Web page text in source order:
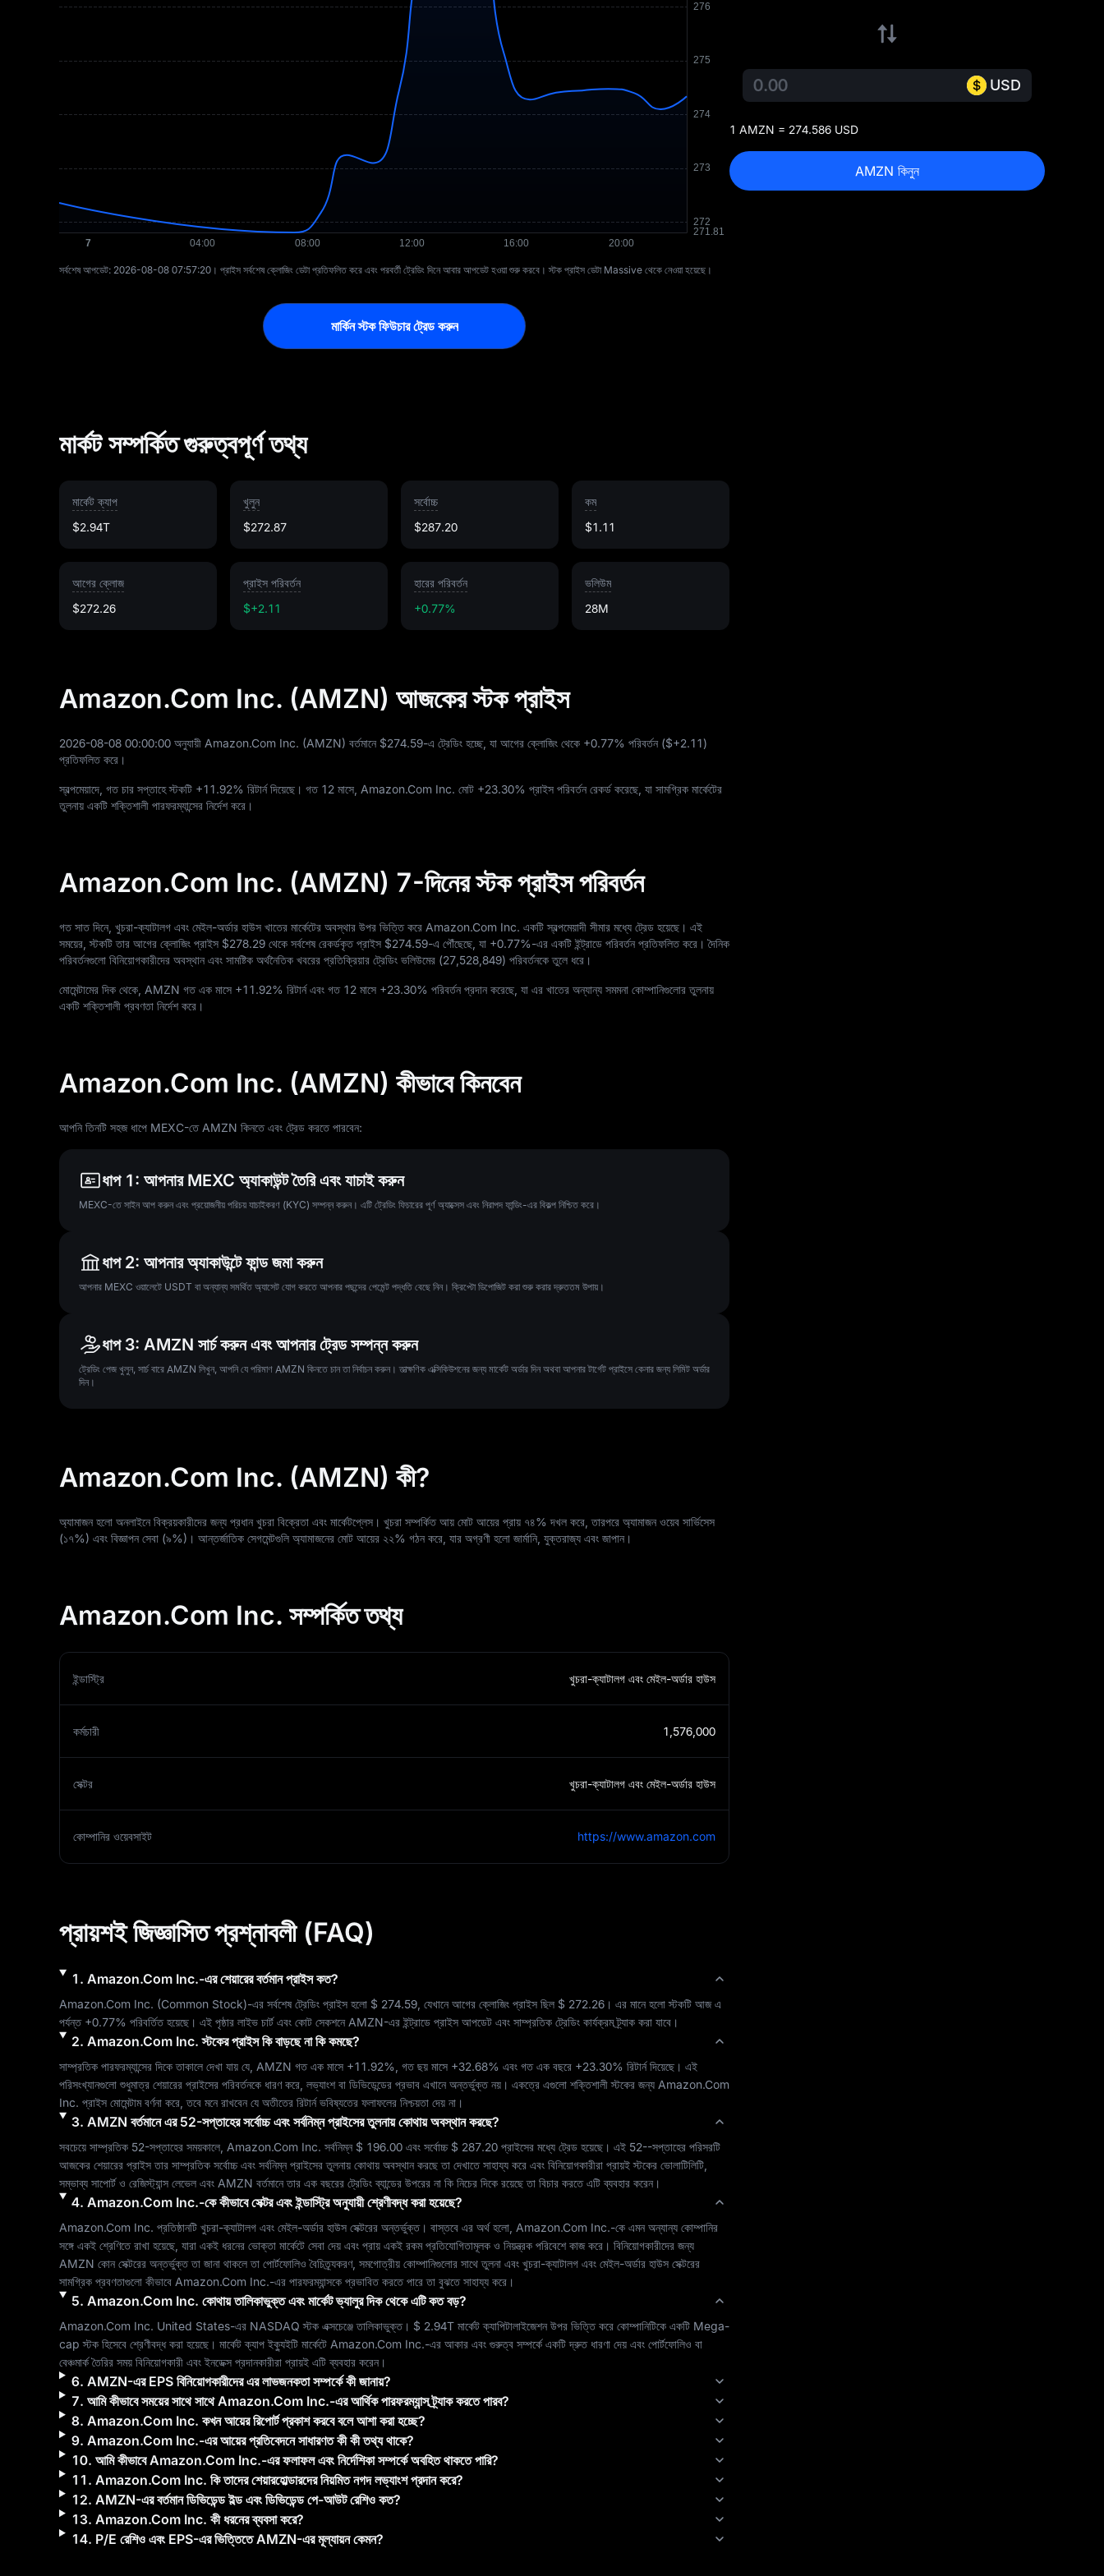
সর্বশেষ আপডেট: ⁦2026-08-08 07:57:20⁩। প্রাইস সর্বশেষ ক্লোজিং ডেটা প্রতিফলিত করে এবং পরবর্তী ট্রেডিং দিনে আবার আপডেট হওয়া শুরু করবে। স্টক প্রাইস ডেটা Massive থেকে নেওয়া হয়েছে।
মার্কিন স্টক ফিউচার ট্রেড করুন
মার্কট সম্পর্কিত গুরুত্বপূর্ণ তথ্য
মার্কেট ক্যাপ
$2.94T
খুলুন
$272.87
সর্বোচ্চ
$287.20
কম
$1.11
আগের ক্লোজ
$272.26
প্রাইস পরিবর্তন
$+2.11
হারের পরিবর্তন
+0.77%
ভলিউম
28M
Amazon.Com Inc. (AMZN) আজকের স্টক প্রাইস
2026-08-08 00:00:00 অনুযায়ী Amazon.Com Inc. (AMZN) বর্তমানে $274.59-এ ট্রেডিং হচ্ছে, যা আগের ক্লোজিং থেকে +0.77% পরিবর্তন ($+2.11)
প্রতিফলিত করে।
স্বল্পমেয়াদে, গত চার সপ্তাহে স্টকটি +11.92% রিটার্ন দিয়েছে। গত 12 মাসে, Amazon.Com Inc. মোট +23.30% প্রাইস পরিবর্তন রেকর্ড করেছে, যা সামগ্রিক মার্কেটের
তুলনায় একটি শক্তিশালী পারফরম্যান্সের নির্দেশ করে।
Amazon.Com Inc. (AMZN) 7-দিনের স্টক প্রাইস পরিবর্তন
গত সাত দিনে, খুচরা-ক্যাটালগ এবং মেইল-অর্ডার হাউস খাতের মার্কেটের অবস্থার উপর ভিত্তি করে Amazon.Com Inc. একটি স্বল্পমেয়াদী সীমার মধ্যে ট্রেড হয়েছে। এই
সময়ের, স্টকটি তার আগের ক্লোজিং প্রাইস $278.29 থেকে সর্বশেষ রেকর্ডকৃত প্রাইস $274.59-এ পৌঁছেছে, যা +0.77%-এর একটি ইন্ট্রাডে পরিবর্তন প্রতিফলিত করে। দৈনিক
পরিবর্তনগুলো বিনিয়োগকারীদের অবস্থান এবং সামষ্টিক অর্থনৈতিক খবরের প্রতিক্রিয়ার ট্রেডিং ভলিউমের (27,528,849) পরিবর্তনকে তুলে ধরে।
মোমেন্টামের দিক থেকে, AMZN গত এক মাসে +11.92% রিটার্ন এবং গত 12 মাসে +23.30% পরিবর্তন প্রদান করেছে, যা এর খাতের অন্যান্য সমমনা কোম্পানিগুলোর তুলনায়
একটি শক্তিশালী প্রবণতা নির্দেশ করে।
Amazon.Com Inc. (AMZN) কীভাবে কিনবেন
আপনি তিনটি সহজ ধাপে MEXC-তে AMZN কিনতে এবং ট্রেড করতে পারবেন:
ধাপ 1: আপনার MEXC অ্যাকাউন্ট তৈরি এবং যাচাই করুন
MEXC-তে সাইন আপ করুন এবং প্রয়োজনীয় পরিচয় যাচাইকরণ (KYC) সম্পন্ন করুন। এটি ট্রেডিং ফিচারের পূর্ণ অ্যাক্সেস এবং নিরাপদ ফান্ডিং-এর বিকল্প নিশ্চিত করে।
ধাপ 2: আপনার অ্যাকাউন্টে ফান্ড জমা করুন
আপনার MEXC ওয়ালেটে USDT বা অন্যান্য সমর্থিত অ্যাসেট যোগ করতে আপনার পছন্দের পেমেন্ট পদ্ধতি বেছে নিন। ক্রিপ্টো ডিপোজিট করা শুরু করার দ্রুততম উপায়।
ধাপ 3: AMZN সার্চ করুন এবং আপনার ট্রেড সম্পন্ন করুন
ট্রেডিং পেজ খুলুন, সার্চ বারে AMZN লিখুন, আপনি যে পরিমাণ AMZN কিনতে চান তা নির্বাচন করুন। তাত্ক্ষণিক এক্সিকিউশনের জন্য মার্কেট অর্ডার দিন অথবা আপনার টার্গেট প্রাইসে কেনার জন্য লিমিট অর্ডার
দিন।
Amazon.Com Inc. (AMZN) কী?
অ্যামাজন হলো অনলাইনে বিক্রয়কারীদের জন্য প্রধান খুচরা বিক্রেতা এবং মার্কেটপ্লেস। খুচরা সম্পর্কিত আয় মোট আয়ের প্রায় ৭৪% দখল করে, তারপরে অ্যামাজন ওয়েব সার্ভিসেস
(১৭%) এবং বিজ্ঞাপন সেবা (৯%)। আন্তর্জাতিক সেগমেন্টগুলি অ্যামাজনের মোট আয়ের ২২% গঠন করে, যার অগ্রণী হলো জার্মানি, যুক্তরাজ্য এবং জাপান।
Amazon.Com Inc. সম্পর্কিত তথ্য
ইন্ডাস্ট্রি খুচরা-ক্যাটালগ এবং মেইল-অর্ডার হাউস
কর্মচারী 1,576,000
সেক্টর খুচরা-ক্যাটালগ এবং মেইল-অর্ডার হাউস
কোম্পানির ওয়েবসাইট https://www.amazon.com
প্রায়শই জিজ্ঞাসিত প্রশ্নাবলী (FAQ)
1 . Amazon.Com Inc.-এর শেয়ারের বর্তমান প্রাইস কত?
Amazon.Com Inc. (Common Stock)-এর সর্বশেষ ট্রেডিং প্রাইস হলো $ 274.59 , যেখানে আগের ক্লোজিং প্রাইস ছিল $ 272.26 । এর মানে হলো স্টকটি আজ এ
পর্যন্ত +0.77% পরিবর্তিত হয়েছে। এই পৃষ্ঠার লাইভ চার্ট এবং কোট সেকশনে AMZN-এর ইন্ট্রাডে প্রাইস আপডেট এবং সাম্প্রতিক ট্রেডিং কার্যক্রম ট্র্যাক করা যাবে।
2. Amazon.Com Inc. স্টকের প্রাইস কি বাড়ছে না কি কমছে?
সাম্প্রতিক পারফরম্যান্সের দিকে তাকালে দেখা যায় যে, AMZN গত এক মাসে +11.92% , গত ছয় মাসে +32.68% এবং গত এক বছরে +23.30% রিটার্ন দিয়েছে। এই
পরিসংখ্যানগুলো শুধুমাত্র শেয়ারের প্রাইসের পরিবর্তনকে ধারণ করে, লভ্যাংশ বা ডিভিডেন্ডের প্রভাব এখানে অন্তর্ভুক্ত নয়। একত্রে এগুলো শক্তিশালী স্টকের জন্য Amazon.Com
Inc. প্রাইস মোমেন্টাম বর্ণনা করে, তবে মনে রাখবেন যে অতীতের রিটার্ন ভবিষ্যতের ফলাফলের নিশ্চয়তা দেয় না।
3. AMZN বর্তমানে এর 52-সপ্তাহের সর্বোচ্চ এবং সর্বনিম্ন প্রাইসের তুলনায় কোথায় অবস্থান করছে?
সবচেয়ে সাম্প্রতিক 52-সপ্তাহের সময়কালে, Amazon.Com Inc. সর্বনিম্ন $ 196.00 এবং সর্বোচ্চ $ 287.20 প্রাইসের মধ্যে ট্রেড হয়েছে। এই 52--সপ্তাহের পরিসরটি
আজকের শেয়ারের প্রাইস তার সাম্প্রতিক সর্বোচ্চ এবং সর্বনিম্ন প্রাইসের তুলনায় কোথায় অবস্থান করছে তা দেখাতে সাহায্য করে এবং বিনিয়োগকারীরা প্রায়ই স্টকের ভোলাটিলিটি,
সম্ভাব্য সাপোর্ট ও রেজিস্ট্যান্স লেভেল এবং AMZN বর্তমানে তার এক বছরের ট্রেডিং ব্যান্ডের উপরের না কি নিচের দিকে রয়েছে তা বিচার করতে এটি ব্যবহার করেন।
4. Amazon.Com Inc.-কে কীভাবে সেক্টর এবং ইন্ডাস্ট্রি অনুযায়ী শ্রেণীবদ্ধ করা হয়েছে?
Amazon.Com Inc. প্রতিষ্ঠানটি খুচরা-ক্যাটালগ এবং মেইল-অর্ডার হাউস সেক্টরের অন্তর্ভুক্ত। বাস্তবে এর অর্থ হলো, Amazon.Com Inc.-কে এমন অন্যান্য কোম্পানির
AMZN কোন সেক্টরের অন্তর্ভুক্ত তা জানা থাকলে তা পোর্টফোলিও বৈচিত্র্যকরণ, সমগোত্রীয় কোম্পানিগুলোর সাথে তুলনা এবং খুচরা-ক্যাটালগ এবং মেইল-অর্ডার হাউস সেক্টরের
সামগ্রিক প্রবণতাগুলো কীভাবে Amazon.Com Inc.-এর পারফরম্যান্সকে প্রভাবিত করতে পারে তা বুঝতে সাহায্য করে।
5. Amazon.Com Inc. কোথায় তালিকাভুক্ত এবং মার্কেট ভ্যালুর দিক থেকে এটি কত বড়?
Amazon.Com Inc. United States-এর NASDAQ স্টক এক্সচেঞ্জে তালিকাভুক্ত। $ 2.94T মার্কেট ক্যাপিটালাইজেশন উপর ভিত্তি করে কোম্পানিটিকে একটি Mega-
cap স্টক হিসেবে শ্রেণীবদ্ধ করা হয়েছে। মার্কেট ক্যাপ ইক্যুইটি মার্কেটে Amazon.Com Inc.-এর আকার এবং গুরুত্ব সম্পর্কে একটি দ্রুত ধারণা দেয় এবং পোর্টফোলিও বা
বেঞ্চমার্ক তৈরির সময় বিনিয়োগকারী এবং ইনডেক্স প্রদানকারীরা প্রায়ই এটি ব্যবহার করেন।
6. AMZN-এর EPS বিনিয়োগকারীদের এর লাভজনকতা সম্পর্কে কী জানায়?
7. আমি কীভাবে সময়ের সাথে সাথেAmazon.Com Inc.-এর আর্থিক পারফরম্যান্স ট্র্যাক করতে পারব?
8. Amazon.Com Inc. কখন আয়ের রিপোর্ট প্রকাশ করবে বলে আশা করা হচ্ছে?
9. Amazon.Com Inc.-এর আয়ের প্রতিবেদনে সাধারণত কী কী তথ্য থাকে?
10. আমি কীভাবেAmazon.Com Inc.-এর ফলাফল এবং নির্দেশিকা সম্পর্কে অবহিত থাকতে পারি?
11 . Amazon.Com Inc. কি তাদের শেয়ারহোল্ডারদের নিয়মিত নগদ লভ্যাংশ প্রদান করে?
12. AMZN-এর বর্তমান ডিভিডেন্ড ইল্ড এবং ডিভিডেন্ড পে-আউট রেশিও কত?
13. Amazon.Com Inc. কী ধরনের ব্যবসা করে?
14. P/E রেশিও এবং EPS-এর ভিত্তিতেAMZN-এর মূল্যায়ন কেমন?
USD
1 AMZN = 274.586 USD
AMZN কিনুন